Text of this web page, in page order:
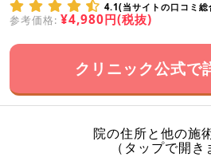
4.1(当サイトの口コミ総
参考価格: ¥4,980円(税抜)
クリニック公式で
院の住所と他の施
（タップで開き